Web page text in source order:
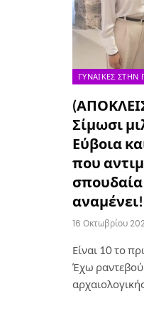
ΓΥΝΑΊΚΕΣ
Σίμωσι
Εύβοια
που
αναμένει!
16 Οκτωβρίου
Είναι 10 το
Έχω ραντεβού